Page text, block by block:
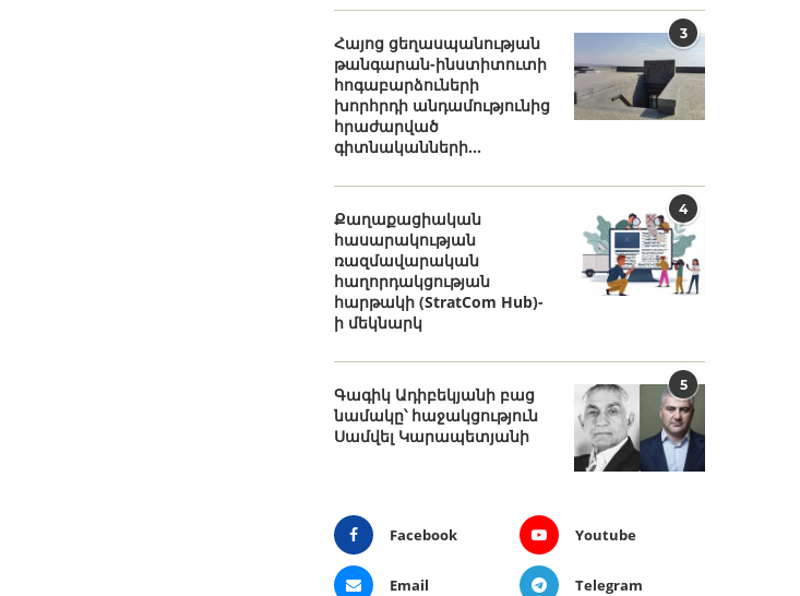
3
Հայոց ցեղասպանության
թանգարան-ինստիտուտի
հոգաբարձուների
խորհրդի անդամությունից
հրաժարված
գիտնականների...
4
Քաղաքացիական
հասարակության
ռազմավարական
հաղորդակցության
հարթակի (StratCom Hub)-
ի մեկնարկ
5
Գագիկ Ադիբեկյանի բաց
նամակը՝ հաջակցություն
Սամվել Կարապետյանի
Facebook Youtube
Email Telegram